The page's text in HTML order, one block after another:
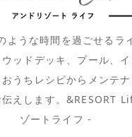
ような時間を過ごせるラ
ッドデッキ、プール、
うちレシピからメンテ
えします。&RESORT
ゾートライフ -